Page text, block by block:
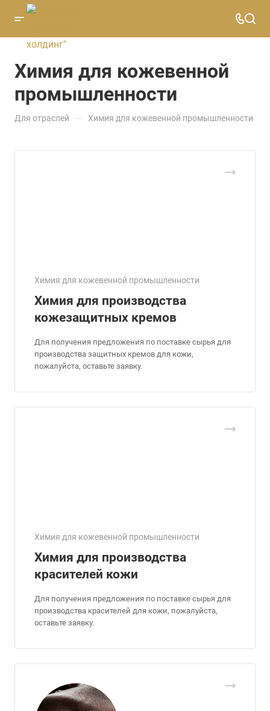
Химия для кожевенной
промышленности
Для отраслей — Химия для кожевенной промышленности
Химия для кожевенной промышленности
Химия для производства
кожезащитных кремов
Для получения предложения по поставке сырья для
производства защитных кремов для кожи,
пожалуйста, оставьте заявку.
Химия для кожевенной промышленности
Химия для производства
красителей кожи
Для получения предложения по поставке сырья для
производства красителей для кожи, пожалуйста,
оставьте заявку.